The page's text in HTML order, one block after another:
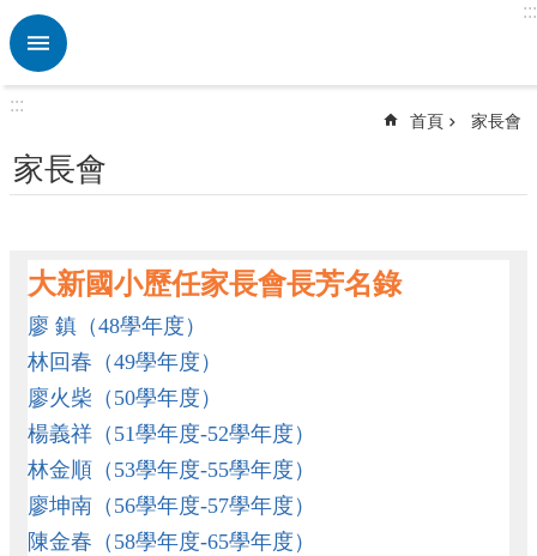
跳到主要內容區塊
進
階
熱
門
回
首
頁
行
政
處
室
教
學
:::
:::
首頁 家長會
家長會
大新國小歷任家長會長芳名錄
廖 鎮（48學年度）
林回春（49學年度）
廖火柴（50學年度）
楊義祥（51學年度-52學年度）
林金順（53學年度-55學年度）
廖坤南（56學年度-57學年度）
陳金春（58學年度-65學年度）